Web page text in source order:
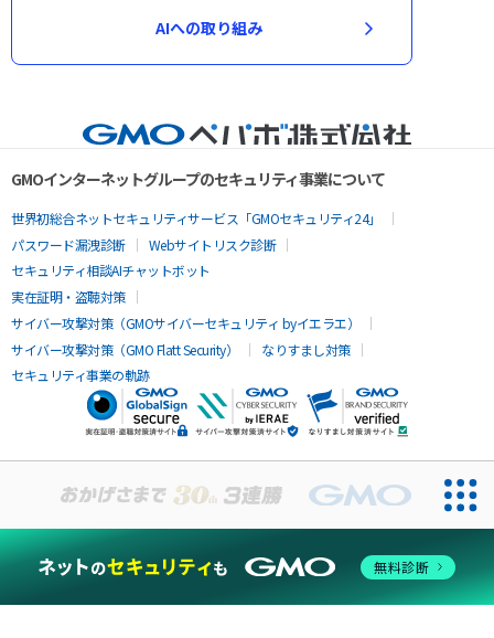
AIへの取り組み
GMOインターネットグループのセキュリティ事業について
世界初総合ネットセキュリティサービス「GMOセキュリティ24」
パスワード漏洩診断
Webサイトリスク診断
セキュリティ相談AIチャットボット
実在証明・盗聴対策
サイバー攻撃対策（GMOサイバーセキュリティ byイエラエ）
サイバー攻撃対策（GMO Flatt Security）
なりすまし対策
セキュリティ事業の軌跡
無料診断